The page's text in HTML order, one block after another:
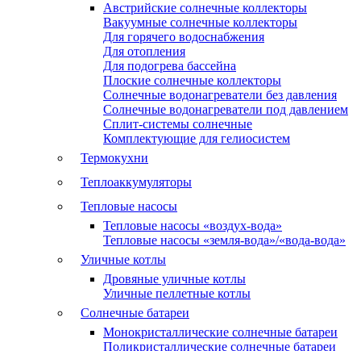
Австрийские солнечные коллекторы
Вакуумные солнечные коллекторы
Для горячего водоснабжения
Для отопления
Для подогрева бассейна
Плоские солнечные коллекторы
Солнечные водонагреватели без давления
Солнечные водонагреватели под давлением
Сплит-системы солнечные
Комплектующие для гелиосистем
Термокухни
Теплоаккумуляторы
Тепловые насосы
Тепловые насосы «воздух-вода»
Тепловые насосы «земля-вода»/«вода-вода»
Уличные котлы
Дровяные уличные котлы
Уличные пеллетные котлы
Солнечные батареи
Монокристаллические солнечные батареи
Поликристаллические солнечные батареи